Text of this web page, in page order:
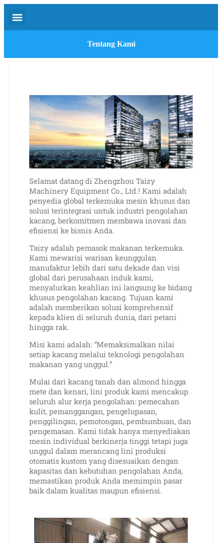
Tentang Kami
Selamat datang di Zhengzhou Taizy
Machinery Equipment Co., Ltd.! Kami adalah
penyedia global terkemuka mesin khusus dan
solusi terintegrasi untuk industri pengolahan
kacang, berkomitmen membawa inovasi dan
efisiensi ke bisnis Anda.
Taizy adalah pemasok makanan terkemuka.
Kami mewarisi warisan keunggulan
manufaktur lebih dari satu dekade dan visi
global dari perusahaan induk kami,
menyalurkan keahlian ini langsung ke bidang
khusus pengolahan kacang. Tujuan kami
adalah memberikan solusi komprehensif
kepada klien di seluruh dunia, dari petani
hingga rak.
Misi kami adalah: “Memaksimalkan nilai
setiap kacang melalui teknologi pengolahan
makanan yang unggul.”
Mulai dari kacang tanah dan almond hingga
mete dan kenari, lini produk kami mencakup
seluruh alur kerja pengolahan: pemecahan
kulit, pemanggangan, pengelupasan,
penggilingan, pemotongan, pembumbuan, dan
pengemasan. Kami tidak hanya menyediakan
mesin individual berkinerja tinggi tetapi juga
unggul dalam merancang lini produksi
otomatis kustom yang disesuaikan dengan
kapasitas dan kebutuhan pengolahan Anda,
memastikan produk Anda memimpin pasar
baik dalam kualitas maupun efisiensi.